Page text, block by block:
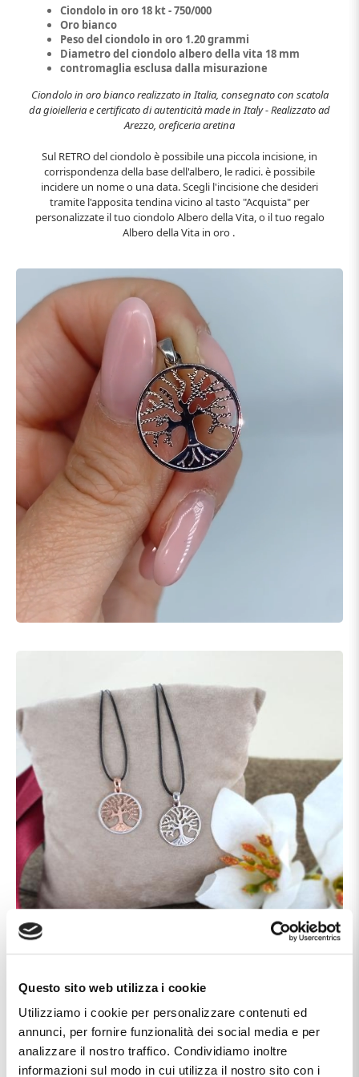
Questo sito web utilizza i cookie
Utilizziamo i cookie per personalizzare contenuti ed
annunci, per fornire funzionalità dei social media e per
analizzare il nostro traffico. Condividiamo inoltre
informazioni sul modo in cui utilizza il nostro sito con i
Ciondolo in oro 18 kt - 750/000
Oro bianco
Peso del ciondolo in oro 1.20 grammi
Diametro del ciondolo albero della vita 18 mm
contromaglia esclusa dalla misurazione
Ciondolo in oro bianco realizzato in Italia, consegnato con scatola
da gioielleria e certificato di autenticità made in Italy -Realizzato ad
Arezzo, oreficeria aretina
Sul RETRO del ciondolo è possibile una piccola incisione, in
corrispondenza della base dell'albero, le radici. è possibile
incidere un nome o una data. Scegli l'incisione che desideri
tramite l'apposita tendina vicino al tasto "Acquista" per
personalizzate il tuo ciondolo Albero della Vita, o il tuo regalo
Albero della Vita in oro .
Caratteristiche
Chiusura moschettone
Marca Cappagli Gioielli